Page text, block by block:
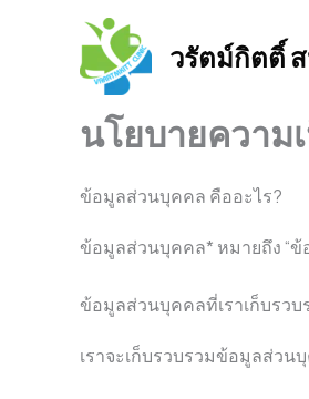
วรัตม์กิตติ์
นโยบายความ
ข้อมูลส่วนบุคคล คืออะไร?
ข้อมูลส่วนบุคคล* หมายถึง “
ข้อมูลส่วนบุคคลที่เราเก็บรวบ
เราจะเก็บรวบรวมข้อมูลส่วน